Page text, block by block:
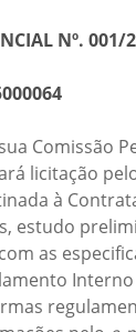
Nº. 001/
Comissão
licitação
à
estudo
as